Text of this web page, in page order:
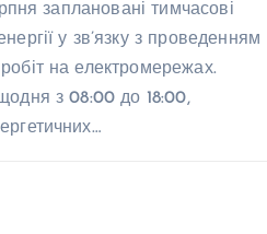
заплановані тимчасові
у зв’язку з проведенням
на електромережах.
з 08:00 до 18:00,